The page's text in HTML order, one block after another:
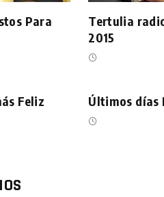
Para
Tertulia
2015
Feliz
Últimos días